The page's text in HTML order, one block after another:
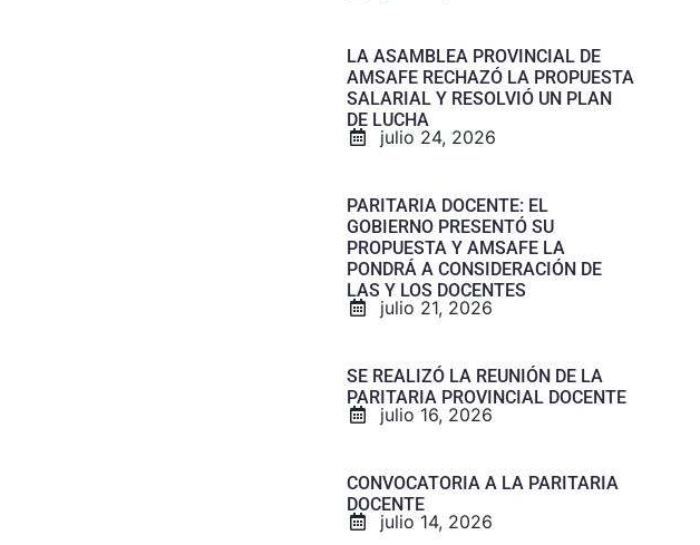
LA ASAMBLEA PROVINCIAL DE
AMSAFE RECHAZÓ LA PROPUESTA
SALARIAL Y RESOLVIÓ UN PLAN
DE LUCHA
julio 24, 2026
PARITARIA DOCENTE: EL
GOBIERNO PRESENTÓ SU
PROPUESTA Y AMSAFE LA
PONDRÁ A CONSIDERACIÓN DE
LAS Y LOS DOCENTES
julio 21, 2026
SE REALIZÓ LA REUNIÓN DE LA
PARITARIA PROVINCIAL DOCENTE
julio 16, 2026
CONVOCATORIA A LA PARITARIA
DOCENTE
julio 14, 2026